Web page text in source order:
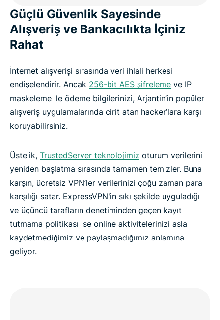
Güçlü Güvenlik Sayesinde
Alışveriş ve Bankacılıkta İçiniz
Rahat
İnternet alışverişi sırasında veri ihlali herkesi
endişelendirir. Ancak 256-bit AES şifreleme ve IP
maskeleme ile ödeme bilgilerinizi, Arjantin’in popüler
alışveriş uygulamalarında cirit atan hacker’lara karşı
koruyabilirsiniz.
Üstelik, TrustedServer teknolojimiz oturum verilerini
yeniden başlatma sırasında tamamen temizler. Buna
karşın, ücretsiz VPN’ler verilerinizi çoğu zaman para
karşılığı satar. ExpressVPN'in sıkı şekilde uyguladığı
ve üçüncü tarafların denetiminden geçen kayıt
tutmama politikası ise online aktivitelerinizi asla
kaydetmediğimiz ve paylaşmadığımız anlamına
geliyor.